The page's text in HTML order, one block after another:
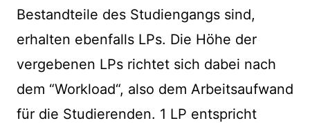
Bestandteile des Studiengangs sind,
erhalten ebenfalls LPs. Die Höhe der
vergebenen LPs richtet sich dabei nach
dem “Workload“, also dem Arbeitsaufwand
für die Studierenden. 1 LP entspricht